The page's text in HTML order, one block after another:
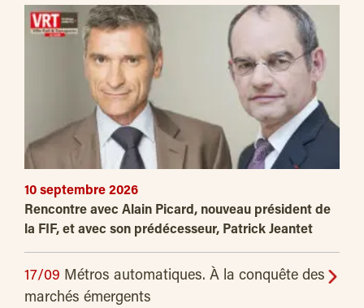
10 septembre 2026
Rencontre avec Alain Picard, nouveau président de
la FIF, et avec son prédécesseur, Patrick Jeantet
17/09 Métros automatiques. À la conquête des
marchés émergents